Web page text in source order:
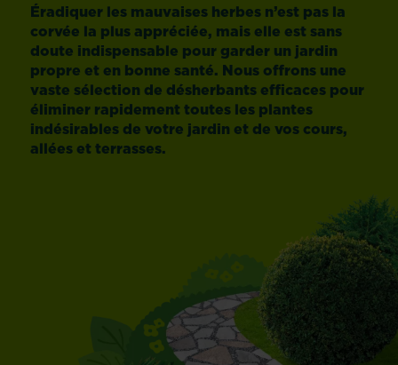
Éradiquer les mauvaises herbes n’est pas la
corvée la plus appréciée, mais elle est sans
doute indispensable pour garder un jardin
propre et en bonne santé. Nous offrons une
vaste sélection de désherbants efficaces pour
éliminer rapidement toutes les plantes
indésirables de votre jardin et de vos cours,
allées et terrasses.